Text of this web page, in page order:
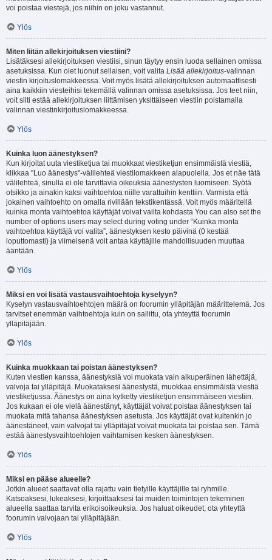
voi poistaa viestejä, jos niihin on joku vastannut.
Ylös
Miten liitän allekirjoituksen viestiini?
Lisätäksesi allekirjoituksen viestiisi, sinun täytyy ensin luoda sellainen omissa
asetuksissa. Kun olet luonut sellaisen, voit valita Lisää allekirjoitus-valinnan
viestin kirjoituslomakkeessa. Voit myös lisätä allekirjoituksen automaattisesti
aina kaikkiin viesteihisi tekemällä valinnan omissa asetuksissa. Jos teet niin,
voit silti estää allekirjoituksen liittämisen yksittäiseen viestiin poistamalla
valinnan viestinkirjoituslomakkeessa.
Ylös
Kuinka luon äänestyksen?
Kun kirjoitat uuta viestiketjua tai muokkaat viestiketjun ensimmäistä viestiä,
klikkaa "Luo äänestys"-välilehteä viestilomakkeen alapuolella. Jos et näe tätä
välilehteä, sinulla ei ole tarvittavia oikeuksia äänestysten luomiseen. Syötä
otsikko ja ainakin kaksi vaihtoehtoa niille varattuihin kenttiin. Varmista että
jokainen vaihtoehto on omalla rivillään tekstikentässä. Voit myös määritellä
kuinka monta vaihtoehtoa käyttäjät voivat valita kohdasta You can also set the
number of options users may select during voting under “Kuinka monta
vaihtoehtoa käyttäjä voi valita”, äänestyksen kesto päivinä (0 kestää
loputtomasti) ja viimeisenä voit antaa käyttäjille mahdollisuuden muuttaa
ääntään.
Ylös
Miksi en voi lisätä vastausvaihtoehtoja kyselyyn?
Kyselyn vastausvaihtoehtojen määrä on foorumin ylläpitäjän määrittelemä. Jos
tarvitset enemmän vaihtoehtoja kuin on sallittu, ota yhteyttä foorumin
ylläpitäjään.
Ylös
Kuinka muokkaan tai poistan äänestyksen?
Kuten viestien kanssa, äänestyksiä voi muokata vain alkuperäinen lähettäjä,
valvoja tai ylläpitäjä. Muokataksesi äänestystä, muokkaa ensimmäistä viestiä
viestiketjussa. Äänestys on aina kytketty viestiketjun ensimmäiseen viestiin.
Jos kukaan ei ole vielä äänestänyt, käyttäjät voivat poistaa äänestyksen tai
muokata mitä tahansa äänestyksen asetusta. Jos käyttäjät ovat kuitenkin jo
äänestäneet, vain valvojat tai ylläpitäjät voivat muokata tai poistaa sen. Tämä
estää äänestysvaihtoehtojen vaihtamisen kesken äänestyksen.
Ylös
Miksi en pääse alueelle?
Jotkin alueet saattavat olla rajattu vain tietyille käyttäjille tai ryhmille.
Katsoaksesi, lukeaksesi, kirjoittaaksesi tai muiden toimintojen tekeminen
alueella saattaa tarvita erikoisoikeuksia. Jos haluat oikeudet, ota yhteyttä
foorumin valvojaan tai ylläpitäjään.
Ylös